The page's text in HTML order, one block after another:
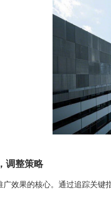
调整策略
广效果的核心。通过追踪关